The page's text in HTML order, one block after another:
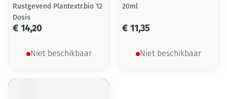
Rustgevend Plantextr.bio 12
Dosis
€ 14,20
Niet beschikbaar
20ml
€ 11,35
Niet beschikbaar